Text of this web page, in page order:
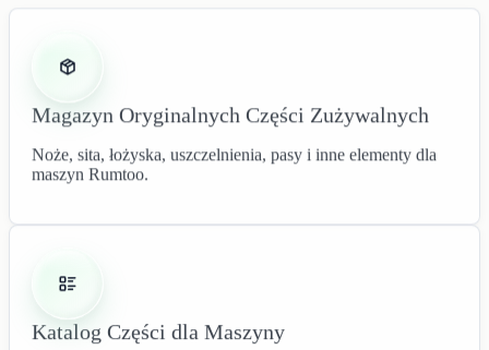
Magazyn Oryginalnych Części Zużywalnych
Noże, sita, łożyska, uszczelnienia, pasy i inne elementy dla
maszyn Rumtoo.
Katalog Części dla Maszyny